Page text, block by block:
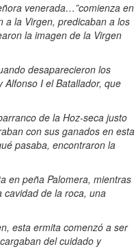
venerada…”comienza en
a la Virgen, predicaban a los
la imagen de la Virgen
desaparecieron los
I el Batallador, que
de la Hoz-seca justo
con sus ganados en esta
pasaba, encontraron la
en peña Palomera, mientras
cavidad de la roca, una
esta ermita comenzó a ser
del cuidado y